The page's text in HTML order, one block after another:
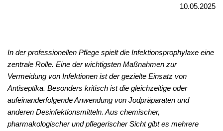
10.05.2025
In der professionellen Pflege spielt die Infektionsprophylaxe eine
zentrale Rolle. Eine der wichtigsten Maßnahmen zur
Vermeidung von Infektionen ist der gezielte Einsatz von
Antiseptika. Besonders kritisch ist die gleichzeitige oder
aufeinanderfolgende Anwendung von Jodpräparaten und
anderen Desinfektionsmitteln. Aus chemischer,
pharmakologischer und pflegerischer Sicht gibt es mehrere